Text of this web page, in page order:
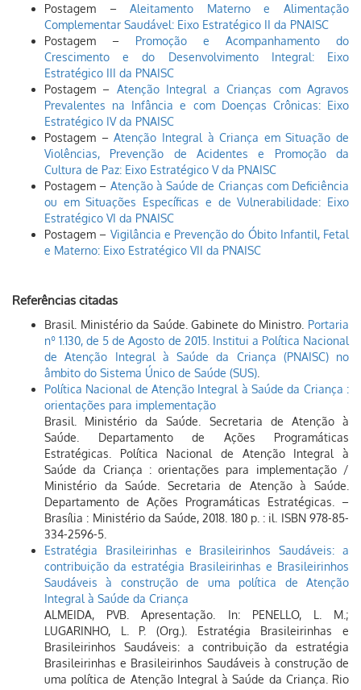
Postagem –Aleitamento Materno e Alimentação
Complementar Saudável: Eixo Estratégico II da PNAISC
Postagem – Promoção e Acompanhamento do
Crescimento e do Desenvolvimento Integral: Eixo
Estratégico III da PNAISC
Postagem – Atenção Integral a Crianças com Agravos
Prevalentes na Infância e com Doenças Crônicas: Eixo
Estratégico IV da PNAISC
Postagem –Atenção Integral à Criança em Situação de
Violências, Prevenção de Acidentes e Promoção da
Cultura de Paz: Eixo Estratégico V da PNAISC
Postagem – Atenção à Saúde de Crianças com Deficiência
ou em Situações Específicas e de Vulnerabilidade: Eixo
Estratégico VI da PNAISC
Postagem – Vigilância e Prevenção do Óbito Infantil, Fetal
e Materno: Eixo Estratégico VII da PNAISC
Referências citadas
Brasil. Ministério da Saúde. Gabinete do Ministro. Portaria
nº 1.130, de 5 de Agosto de 2015. Institui a Política Nacional
de Atenção Integral à Saúde da Criança (PNAISC) no
âmbito do Sistema Único de Saúde (SUS)
Política Nacional de Atenção Integral à Saúde da Criança :
orientações para implementação
Brasil. Ministério da Saúde. Secretaria de Atenção à
Saúde. Departamento de Ações Programáticas
Estratégicas. Política Nacional de Atenção Integral à
Saúde da Criança : orientações para implementação /
Ministério da Saúde. Secretaria de Atenção à Saúde.
Departamento de Ações Programáticas Estratégicas. –
Brasília : Ministério da Saúde, 2018. 180 p. : il. ISBN 978-85-
334-2596-5.
Estratégia Brasileirinhas e Brasileirinhos Saudáveis: a
contribuição da estratégia Brasileirinhas e Brasileirinhos
Saudáveis à construção de uma política de Atenção
Integral à Saúde da Criança
ALMEIDA, PVB. Apresentação. In: PENELLO, L. M.;
LUGARINHO, L. P. (Org.). Estratégia Brasileirinhas e
Brasileirinhos Saudáveis: a contribuição da estratégia
Brasileirinhas e Brasileirinhos Saudáveis à construção de
uma política de Atenção Integral à Saúde da Criança. Rio